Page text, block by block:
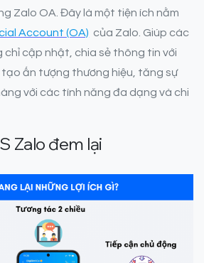
Zalo OA. Đây là một tiện ích nằm
Account (OA) của Zalo. Giúp các
chỉ cập nhật, chia sẻ thông tin với
tạo ấn tượng thương hiệu, tăng sự
với các tính năng đa dạng và chi
Zalo đem lại